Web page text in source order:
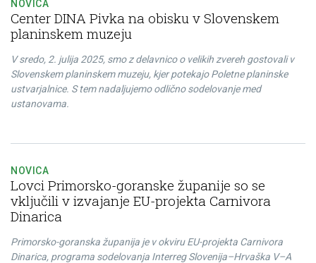
NOVICA
Center DINA Pivka na obisku v Slovenskem
planinskem muzeju
V sredo, 2. julija 2025, smo z delavnico o velikih zvereh gostovali v
Slovenskem planinskem muzeju, kjer potekajo Poletne planinske
ustvarjalnice. S tem nadaljujemo odlično sodelovanje med
ustanovama.
NOVICA
Lovci Primorsko-goranske županije so se
vključili v izvajanje EU-projekta Carnivora
Dinarica
Primorsko-goranska županija je v okviru EU-projekta Carnivora
Dinarica, programa sodelovanja Interreg Slovenija–Hrvaška V–A